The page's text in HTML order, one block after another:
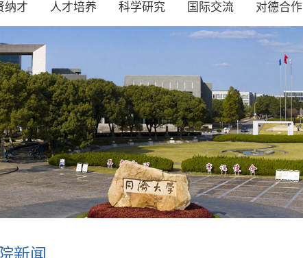
纳才 人才培养 科学研究 国际交流 对德合作
新闻